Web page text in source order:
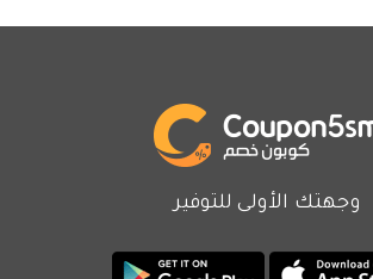
وجهتك الأولى للتوفير